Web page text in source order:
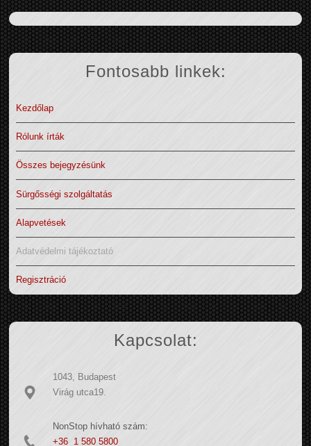
Fontosabb linkek:
Kezdőlap
Rólunk írták
Összes bejegyzésünk
Sürgősségi szolgáltatás
Alapvetések
Adatvédelmi tájékoztató
Regisztráció
Kapcsolat:
1043, Budapest
Virág utca19.
NonStop hívható szám:
+36 1 580 5800